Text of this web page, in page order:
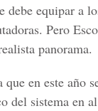
debe equipar a
Pero
panorama.
en este año
del sistema en